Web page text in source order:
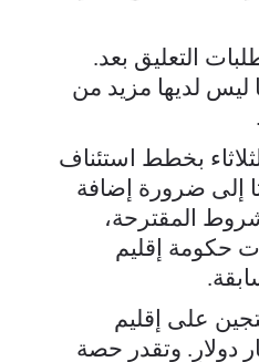
التعليق بعد.
ليس لديها مزيد من
بخطط استئناف
إلى ضرورة إضافة
المقترحة،
حكومة إقليم
على إقليم
دولار. وتقدر حصة